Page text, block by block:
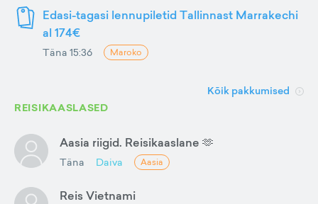
Edasi-tagasi lennupiletid Tallinnast Marrakechi
al 174€
Täna 15:36 Maroko
Kõik pakkumised
REISIKAASLASED
Aasia riigid. Reisikaaslane 🫶
Täna Daiva Aasia
Reis Vietnami